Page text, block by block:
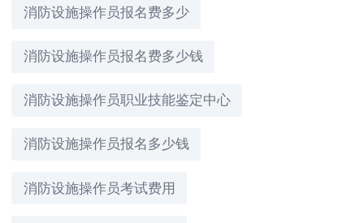
消防设施操作员报名费多少
消防设施操作员报名费多少钱
消防设施操作员职业技能鉴定中心
消防设施操作员报名多少钱
消防设施操作员考试费用